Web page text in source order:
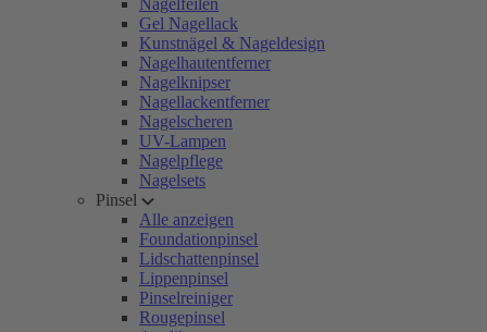
Nagelfeilen
Gel Nagellack
Kunstnägel & Nageldesign
Nagelhautentferner
Nagelknipser
Nagellackentferner
Nagelscheren
UV-Lampen
Nagelpflege
Nagelsets
Pinsel
Alle anzeigen
Foundationpinsel
Lidschattenpinsel
Lippenpinsel
Pinselreiniger
Rougepinsel